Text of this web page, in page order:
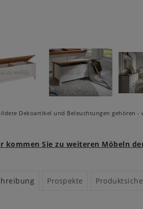
Dekoartikel und Beleuchtungen gehören
kommen Sie zu weiteren Möbeln
Prospekte